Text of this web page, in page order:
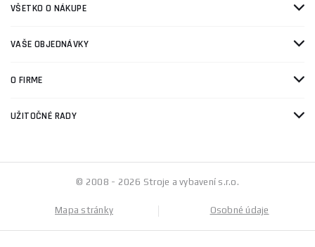
VŠETKO O NÁKUPE
VAŠE OBJEDNÁVKY
O FIRME
UŽITOČNÉ RADY
© 2008 - 2026 Stroje a vybavení s.r.o.
Mapa stránky Osobné údaje